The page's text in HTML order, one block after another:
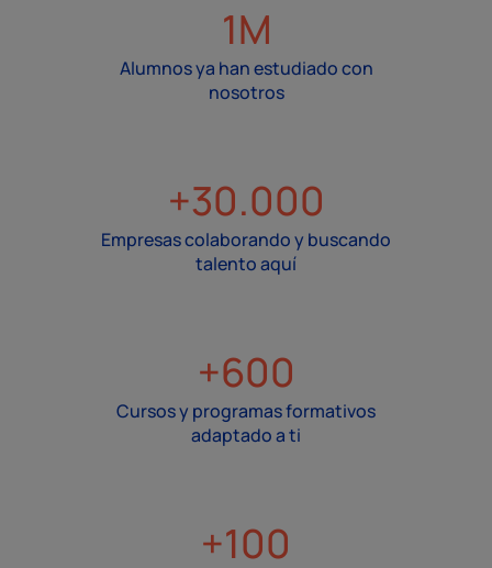
1M
Alumnos ya han estudiado con
nosotros
+30.000
Empresas colaborando y buscando
talento aquí
+600
Cursos y programas formativos
adaptado a ti
+100